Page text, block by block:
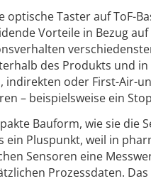
optische Taster auf ToF-
Vorteile in Bezug
des Produkts und
indirekten oder First-Air-
– beispielsweise ein
Bauform, wie sie die
ein Pluspunkt, weil in
Sensoren eine
Prozessdaten.